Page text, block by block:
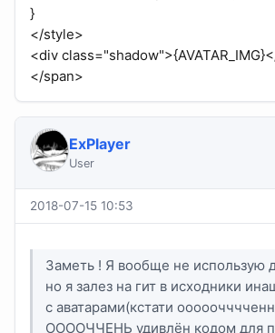
}
</style>
<div
</span>
ExPlayer
User
2018-07-15 10:53
Заметь ! Я вообще не использую
но я залез на гит в исходники
с аватарами(кстати
ООООЧЧЕНЬ удивлён кодом для